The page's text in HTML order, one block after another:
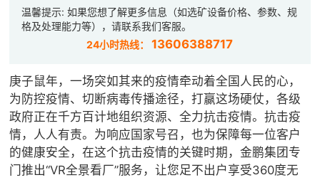
温馨提示: 如果您想了解更多信息（如选矿设备价格、参数、规
格及处理能力等），请联系我们客服。
24小时热线：13606388717
庚子鼠年，一场突如其来的疫情牵动着全国人民的心，
为防控疫情、切断病毒传播途径，打赢这场硬仗，各级
政府正在千方百计地组织资源、全力抗击疫情。抗击疫
情，人人有责。为响应国家号召，也为保障每一位客户
的健康安全，在这个抗击疫情的关键时期，金鹏集团专
门推出“VR全景看厂”服务，让您足不出户享受360度无
 解决方案
 案例中心
 服务体系
 新闻中心